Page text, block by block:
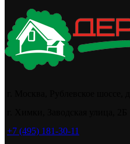
+7 (495) 181-30-11